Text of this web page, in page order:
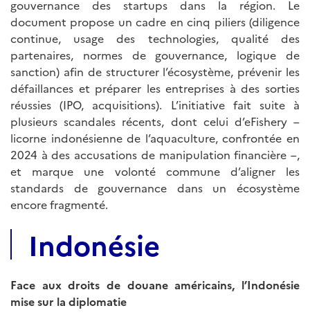
gouvernance des startups dans la région. Le
document propose un cadre en cinq piliers (diligence
continue, usage des technologies, qualité des
partenaires, normes de gouvernance, logique de
sanction) afin de structurer l’écosystème, prévenir les
défaillances et préparer les entreprises à des sorties
réussies (IPO, acquisitions). L’initiative fait suite à
plusieurs scandales récents, dont celui d’eFishery –
licorne indonésienne de l’aquaculture, confrontée en
2024 à des accusations de manipulation financière –,
et marque une volonté commune d’aligner les
standards de gouvernance dans un écosystème
encore fragmenté.
Indonésie
Face aux droits de douane américains, l’Indonésie
mise sur la diplomatie